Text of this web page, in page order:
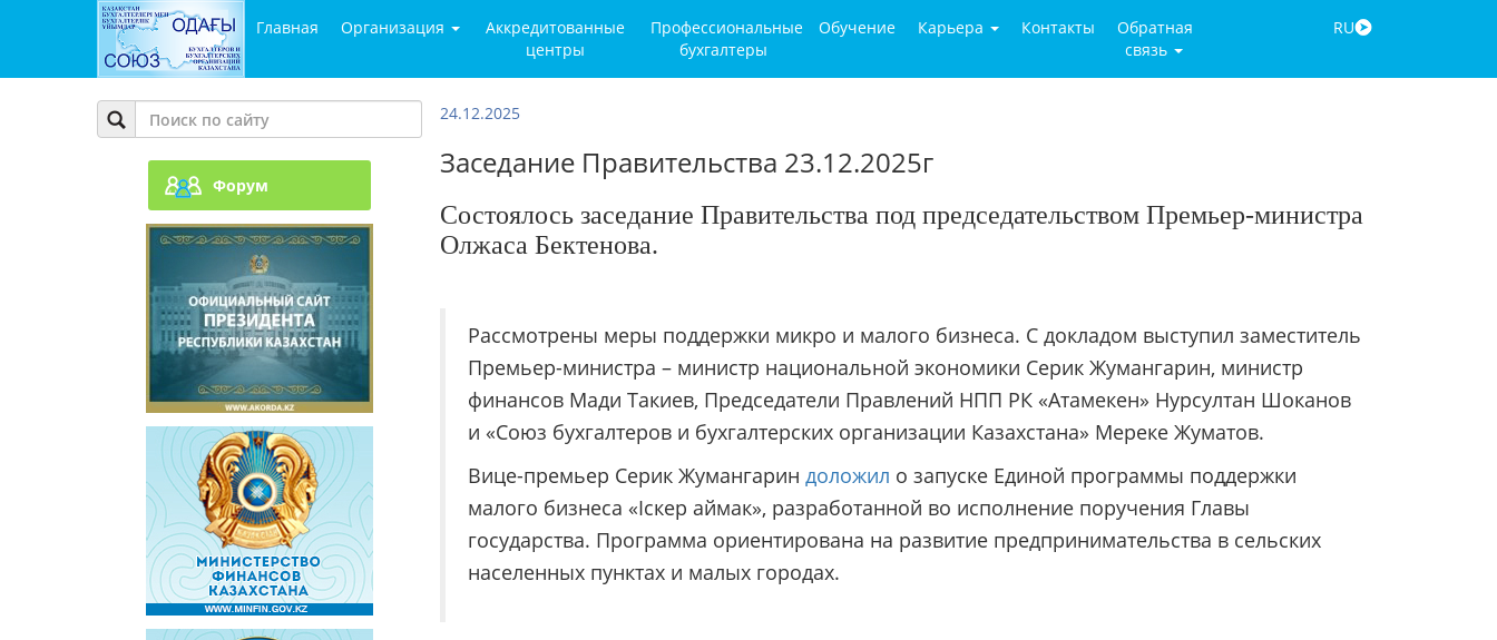
Главная Организация
Аккредитованные
центры
Профессиональные
бухгалтеры
Обучение Карьера Контакты
Обратная
связь
RU
Форум
24.12.2025
Заседание Правительства 23.12.2025г
Состоялось заседание Правительства под председательством Премьер-министра
Олжаса Бектенова.
Рассмотрены меры поддержки микро и малого бизнеса. С докладом выступил заместитель
Премьер-министра – министр национальной экономики Серик Жумангарин, министр
финансов Мади Такиев, Председатели Правлений НПП РК «Атамекен» Нурсултан Шоканов
и «Союз бухгалтеров и бухгалтерских организации Казахстана» Мереке Жуматов.
Вице-премьер Серик Жумангарин доложил о запуске Единой программы поддержки
малого бизнеса «Іскер аймак», разработанной во исполнение поручения Главы
государства. Программа ориентирована на развитие предпринимательства в сельских
населенных пунктах и малых городах.